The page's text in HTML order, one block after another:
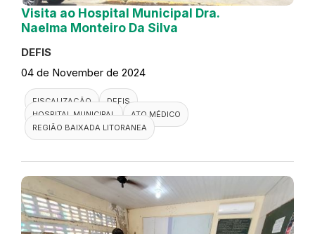
Visita ao Hospital Municipal Dra.
Naelma Monteiro Da Silva
DEFIS
04 de November de 2024
FISCALIZAÇÃO
DEFIS
HOSPITAL MUNICIPAL
ATO MÉDICO
REGIÃO BAIXADA LITORANEA